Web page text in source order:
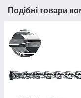
Подібні товари